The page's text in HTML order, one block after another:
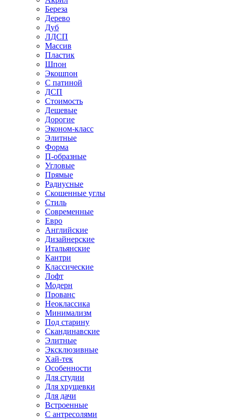
Береза
Дерево
Дуб
ЛДСП
Массив
Пластик
Шпон
Экошпон
С патиной
ДСП
Стоимость
Дешевые
Дорогие
Эконом-класс
Элитные
Форма
П-образные
Угловые
Прямые
Радиусные
Скошенные углы
Стиль
Современные
Евро
Английские
Дизайнерские
Итальянские
Кантри
Классические
Лофт
Модерн
Прованс
Неоклассика
Минимализм
Под старину
Скандинавские
Элитные
Эксклюзивные
Хай-тек
Особенности
Для студии
Для хрущевки
Для дачи
Встроенные
С антресолями